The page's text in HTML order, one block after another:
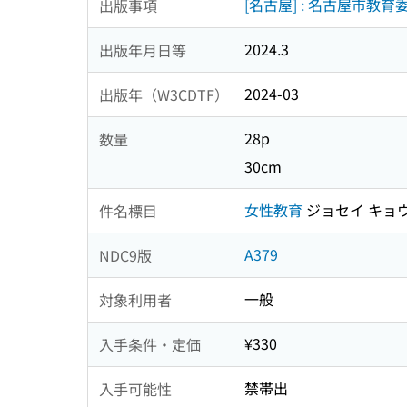
出版事項 [名古屋] : 名古屋市教育
出版年月日等 2024.3
出版年（W3CDTF） 2024-03
数量
28p
30cm
件名標目 女性教育 ジョセイ キョ
NDC9版 A379
対象利用者 一般
入手条件・定価 ¥330
入手可能性 禁帯出